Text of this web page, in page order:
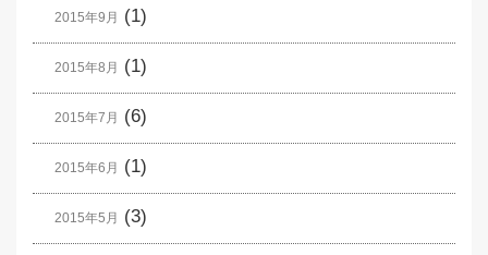
2015年9月 (1)
2015年8月 (1)
2015年7月 (6)
2015年6月 (1)
2015年5月 (3)